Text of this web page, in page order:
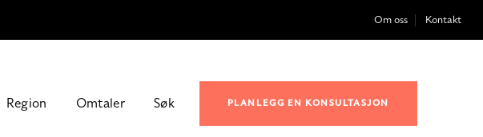
Om oss Kontakt
Region Omtaler Søk PLANLEGG EN KONSULTASJON